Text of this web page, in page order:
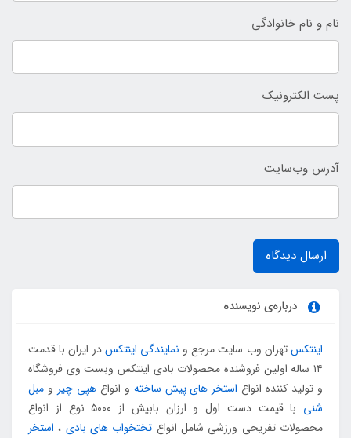
نام و نام خانوادگی
پست الکترونیک
آدرس وب‌سایت
ارسال دیدگاه
درباره‌ی نویسنده
اینتکستهران وب سایت مرجع و نمایندگی اینتکسدر ایران با قدمت
۱۴ ساله اولین فروشنده محصولات بادی اینتکس وبست وی فروشگاه
و تولید کننده انواع استخر های پیش ساخته و انواعهپی چیر و مبل
شنی
با قیمت دست اول و ارزان بابیش از ۵۰۰۰ نوع از انواع
محصولات تفریحی ورزشی شامل انواع تختخواب های بادی ، استخر